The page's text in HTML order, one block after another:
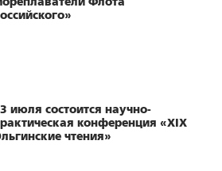
июля состоится научно-
конференция «XIX
чтения»